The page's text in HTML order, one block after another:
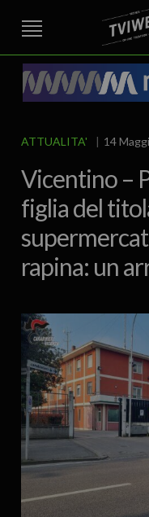
STREET TG
AREA BERICA
EDITORIALE ITALIA E
SPORT
IL GRAFFIO FOOD &
ATTUALITA' 14
Vicentino –
figlia del
rapina: un